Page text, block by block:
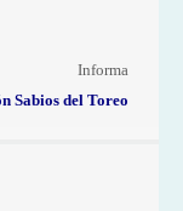
Informa
Sabios del Toreo